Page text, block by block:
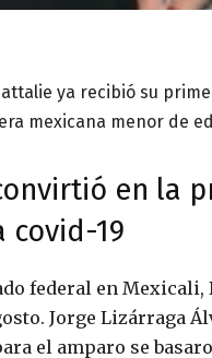
ya recibió su
mexicana menor de
en la
covid-19
federal en Mexicali,
Jorge Lizárraga
el amparo se